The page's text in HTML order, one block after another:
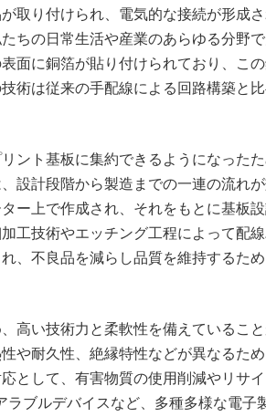
取り付けられ、電気的な接続が形成
ちの日常生活や産業のあらゆる分野
面に銅箔が貼り付けられており、こ
術は従来の手配線による回路構築と比
ント基板に集約できるようになった
設計段階から製造までの一連の流れ
ー上で作成され、それをもとに基板
工技術やエッチング工程によって配
、不良品を減らし品質を維持するた
高い技術力と柔軟性を備えているこ
や耐久性、絶縁特性などが異なるた
として、有害物質の使用削減やリサ
ブルデバイスなど、多種多様な電子